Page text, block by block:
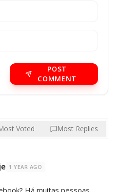
POST
COMMENT
Voted Most Replies
1 YEAR AGO
Há muitas pessoas